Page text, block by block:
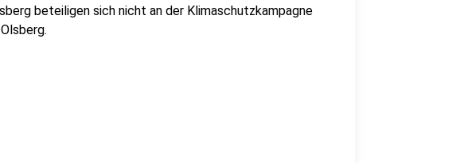
beteiligen sich nicht an der Klimaschutzkampagne